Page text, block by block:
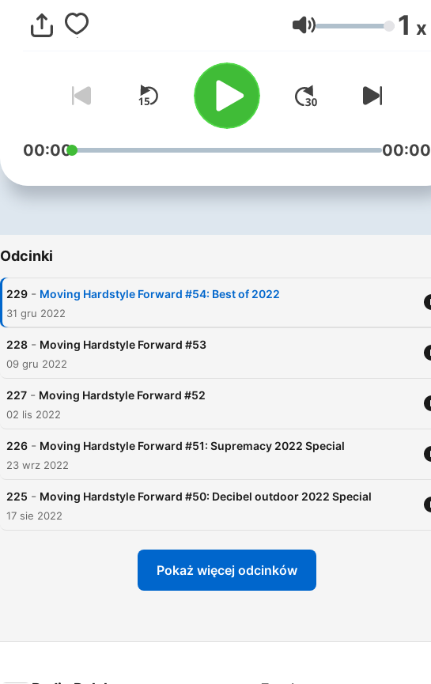
hardstyle and harder.
Together, we are moving
Głośność 1 x
00:00 00:00
Odcinki
229 - Moving Hardstyle Forward #54: Best of 2022
31 gru 2022
228 - Moving Hardstyle Forward #53
09 gru 2022
227 - Moving Hardstyle Forward #52
02 lis 2022
226 - Moving Hardstyle Forward #51: Supremacy 2022 Special
23 wrz 2022
225 - Moving Hardstyle Forward #50: Decibel outdoor 2022 Special
17 sie 2022
Pokaż więcej odcinków